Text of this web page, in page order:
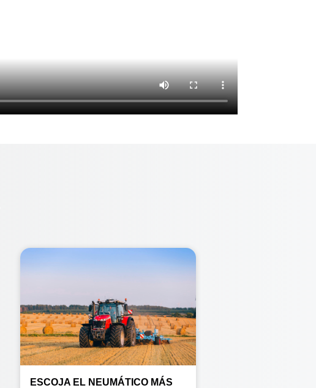
ESCOJA EL NEUMÁTICO MÁS